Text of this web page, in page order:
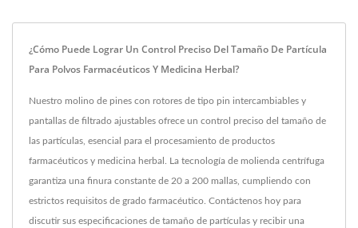
¿Cómo Puede Lograr Un Control Preciso Del Tamaño De Partícula
Para Polvos Farmacéuticos Y Medicina Herbal?
Nuestro molino de pines con rotores de tipo pin intercambiables y
pantallas de filtrado ajustables ofrece un control preciso del tamaño de
las partículas, esencial para el procesamiento de productos
farmacéuticos y medicina herbal. La tecnología de molienda centrífuga
garantiza una finura constante de 20 a 200 mallas, cumpliendo con
estrictos requisitos de grado farmacéutico. Contáctenos hoy para
discutir sus especificaciones de tamaño de partículas y recibir una